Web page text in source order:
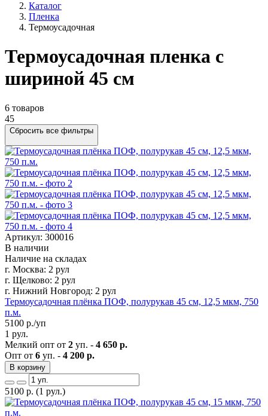
Каталог
Пленка
Термоусадочная
Термоусадочная пленка с
шириной 45 см
6 товаров
45
Сбросить все фильтры
Артикул: 300016
В наличии
Наличие на складах
г. Москва: 2 рул
г. Щелково: 2 рул
г. Нижний Новгород: 2 рул
Термоусадочная плёнка ПОФ, полурукав 45 см, 12,5 мкм, 750
п.м.
5100 р./уп
1 рул.
Мелкий опт от 2 уп. - 4 650 р.
Опт от 6 уп. - 4 200 р.
В корзину
5100 р. (1 рул.)